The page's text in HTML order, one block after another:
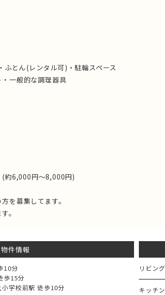
ふとん(レンタル可)・駐輪スペース
一般的な調理器具
(約6,000円～8,000円)
を募集してます。
。
物件情報
10分
歩15分
学校前駅 徒歩10分
リビング
キッチン